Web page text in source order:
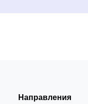
Направления